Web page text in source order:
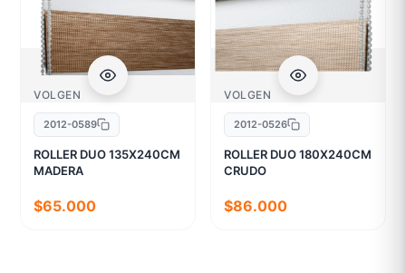
VOLGEN
2012-0589
ROLLER DUO 135X240CM
MADERA
$65.000
VOLGEN
2012-0526
ROLLER DUO 180X240CM
CRUDO
$86.000